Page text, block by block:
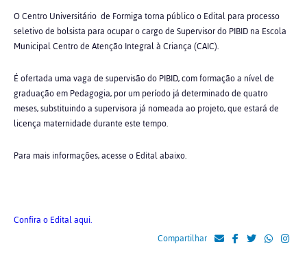
O Centro Universitário de Formiga torna público o Edital para processo
seletivo de bolsista para ocupar o cargo de Supervisor do PIBID na Escola
Municipal Centro de Atenção Integral à Criança (CAIC).
É ofertada uma vaga de supervisão do PIBID, com formação a nível de
graduação em Pedagogia, por um período já determinado de quatro
meses, substituindo a supervisora já nomeada ao projeto, que estará de
licença maternidade durante este tempo.
Para mais informações, acesse o Edital abaixo.
Confira o Edital aqui.
Compartilhar